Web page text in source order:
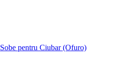
Sobe pentru Ciubar (Ofuro)